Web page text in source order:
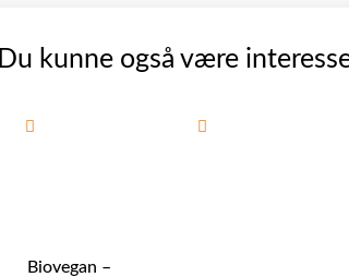
Du kunne også være
Biovegan –